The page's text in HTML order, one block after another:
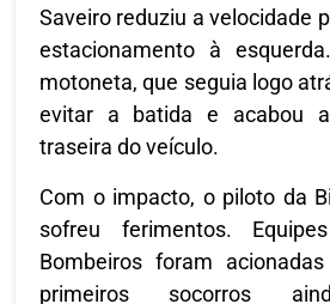
Saveiro reduziu a velocidade
estacionamento à
motoneta, que seguia logo
evitar a batida e acabou
traseira do veículo.
Com o impacto, o piloto da
sofreu ferimentos.
Bombeiros foram
primeiros socorros